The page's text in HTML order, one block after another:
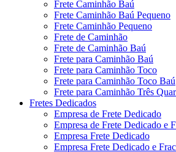
Frete Caminhão Baú
Frete Caminhão Baú Pequeno
Frete Caminhão Pequeno
Frete de Caminhão
Frete de Caminhão Baú
Frete para Caminhão Baú
Frete para Caminhão Toco
Frete para Caminhão Toco Baú
Frete para Caminhão Três
Fretes Dedicados
Empresa de Frete Dedicado
Empresa de Frete Dedicado e
Empresa Frete Dedicado
Empresa Frete Dedicado e